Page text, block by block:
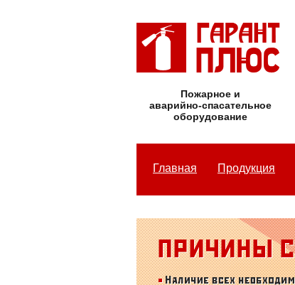
Пожарное и
аварийно-спасательное
оборудование
Главная Продукция